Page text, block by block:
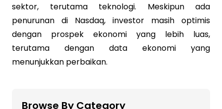
sektor, terutama teknologi. Meskipun ada
penurunan di Nasdaq, investor masih optimis
dengan prospek ekonomi yang lebih luas,
terutama dengan data ekonomi yang
menunjukkan perbaikan.
Browse By Category